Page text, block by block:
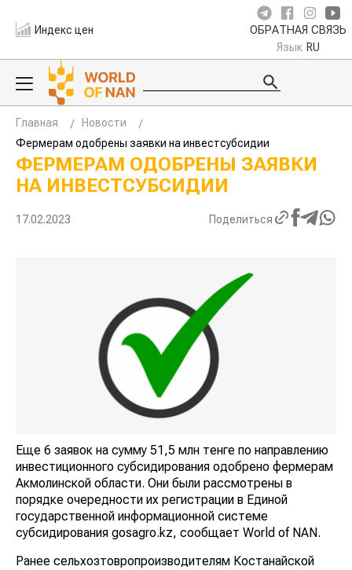
Индекс цен ОБРАТНАЯ СВЯЗЬ
Язык RU
Главная
Новости
Фермерам одобрены заявки на инвестсубсидии
ФЕРМЕРАМ ОДОБРЕНЫ ЗАЯВКИ
НА ИНВЕСТСУБСИДИИ
17.02.2023 Поделиться
Еще 6 заявок на сумму 51,5 млн тенге по направлению
инвестиционного субсидирования одобрено фермерам
Акмолинской области. Они были рассмотрены в
порядке очередности их регистрации в Единой
государственной информационной системе
субсидирования gosagro.kz, сообщает World of NAN.
Ранее сельхозтовропроизводителям Костанайской